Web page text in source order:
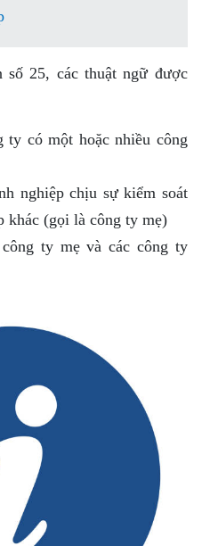
số 25, các thuật ngữ được
ty có một hoặc nhiều công
nghiệp chịu sự kiểm soát
khác (gọi là công ty mẹ)
ty mẹ và các công ty